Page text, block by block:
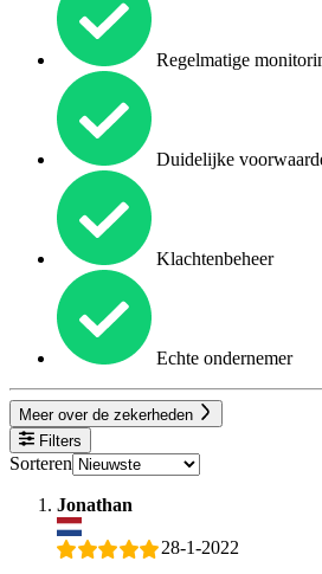
Regelmatige
Duidelijke
Klachtenbeheer
Echte ondernemer
Meer over de zekerheden
Filters
Sorteren
Jonathan
28-1-2022